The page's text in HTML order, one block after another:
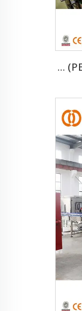
ماكينة تعبئة زجاجات البولي إيثيلين تيرفثالات (PET) للمشروبات الغازية والمياه الفوارة بسعة 12000 زجاجة في الساعة